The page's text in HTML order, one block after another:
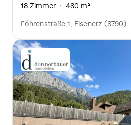
18 Zimmer · 480 m²
Föhrenstraße 1, Eisenerz (8790)